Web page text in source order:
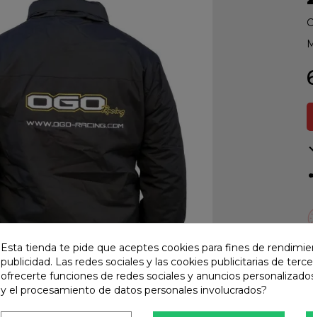
Esta tienda te pide que aceptes cookies para fines de
publicidad. Las redes sociales y las cookies publicitarias de
ofrecerte funciones de redes sociales y anuncios
y el procesamiento de datos personales involucrados?